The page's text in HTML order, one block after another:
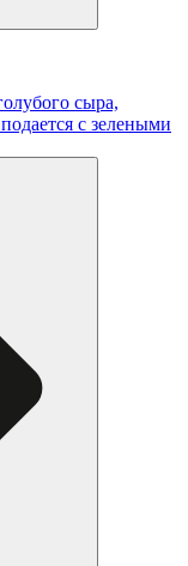
сыра,
с зелеными